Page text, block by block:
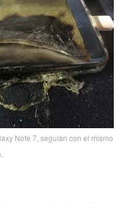
Note 7, seguí­an con el mismo